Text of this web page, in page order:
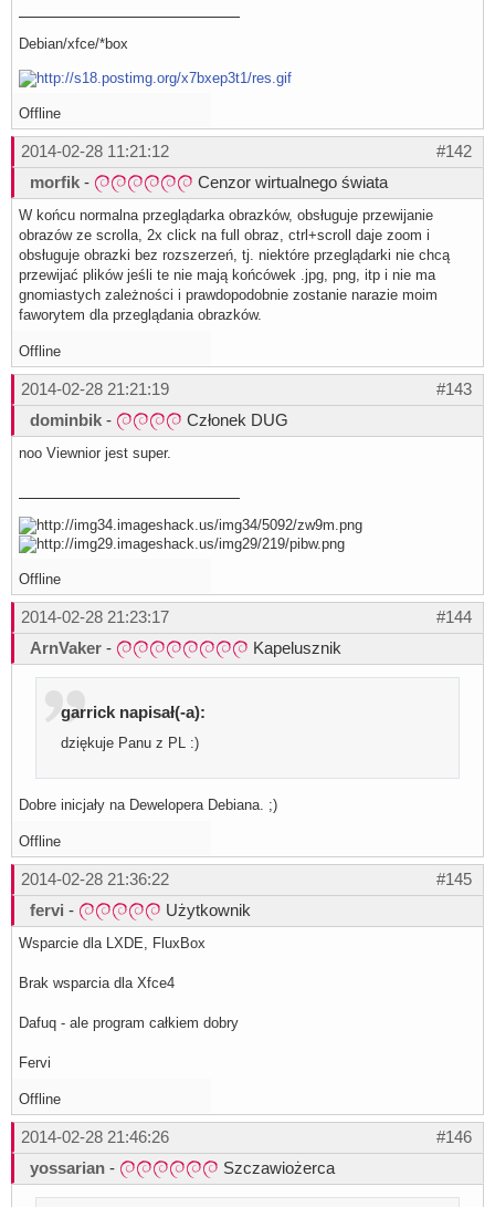
Debian/xfce/*box
Offline
#142
2014-02-28 11:21:12
morfik - Cenzor wirtualnego świata
W końcu normalna przeglądarka obrazków, obsługuje przewijanie
obrazów ze scrolla, 2x click na full obraz, ctrl+scroll daje zoom i
obsługuje obrazki bez rozszerzeń, tj. niektóre przeglądarki nie chcą
przewijać plików jeśli te nie mają końcówek .jpg, png, itp i nie ma
gnomiastych zależności i prawdopodobnie zostanie narazie moim
faworytem dla przeglądania obrazków.
Offline
#143
2014-02-28 21:21:19
dominbik - Członek DUG
noo Viewnior jest super.
Offline
#144
2014-02-28 21:23:17
ArnVaker - Kapelusznik
garrick napisał(-a):
dziękuje Panu z PL :)
Dobre inicjały na Dewelopera Debiana. ;)
Offline
#145
2014-02-28 21:36:22
fervi - Użytkownik
Wsparcie dla LXDE, FluxBox
Brak wsparcia dla Xfce4
Dafuq - ale program całkiem dobry
Fervi
Offline
#146
2014-02-28 21:46:26
yossarian - Szczawiożerca